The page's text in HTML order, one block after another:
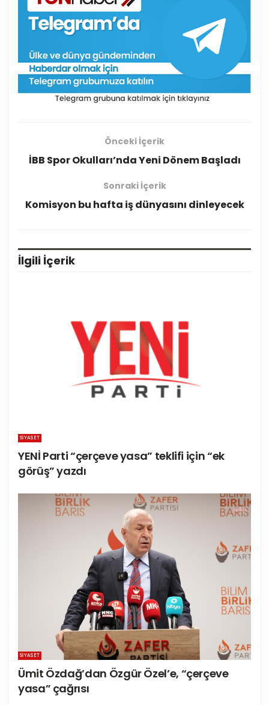
Önceki İçerik
İBB Spor Okulları’nda Yeni Dönem Başladı
Sonraki İçerik
Komisyon bu hafta iş dünyasını dinleyecek
İlgili İçerik
SIYASET
YENİ Parti “çerçeve yasa” teklifi için “ek
görüş” yazdı
SIYASET
Ümit Özdağ’dan Özgür Özel’e, “çerçeve
yasa” çağrısı